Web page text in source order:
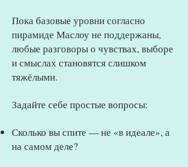
Пока базовые уровни согласно
пирамиде Маслоу не поддержаны,
любые разговоры о чувствах, выборе
и смыслах становятся слишком
тяжёлыми.
Задайте себе простые вопросы:
Сколько вы спите — не «в идеале», а
на самом деле?